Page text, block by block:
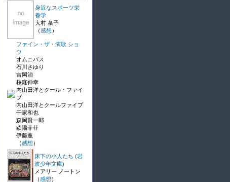
身近なスポーツ栄
養学
大村 条子
（感想）
ファイン・ザ・演歌 ショ
ウ
オムニバス
石川さゆり
吉岡治
桜庭伸幸
内山田洋とクール・ファイ
ブ
内山田洋とクールファイブ
千家和也
森岡賢一郎
欧陽菲菲
伊藤薫
（感想）
床下の小人たち (岩
波少年文庫)
メアリー ノートン
（感想）